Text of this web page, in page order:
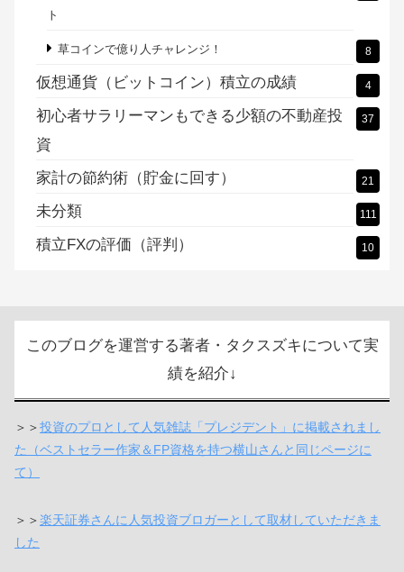
ト
草コインで億り人チャレンジ！ 8
仮想通貨（ビットコイン）積立の成績 4
初心者サラリーマンもできる少額の不動産投
資
37
家計の節約術（貯金に回す） 21
未分類 111
積立FXの評価（評判） 10
このブログを運営する著者・タクスズキについて実
績を紹介↓
＞＞投資のプロとして人気雑誌「プレジデント」に掲載されまし
た（ベストセラー作家＆FP資格を持つ横山さんと同じページに
て）
＞＞楽天証券さんに人気投資ブロガーとして取材していただきま
した